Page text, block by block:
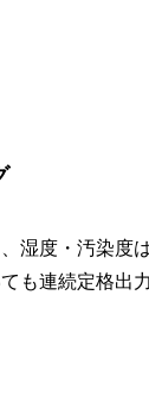
湿度・汚染度
も連続定格出